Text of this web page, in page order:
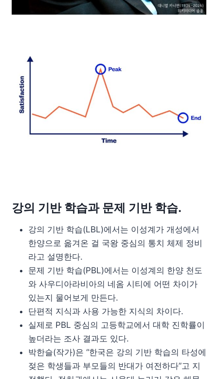
강의 기반 학습과 문제 기반 학습.
강의 기반 학습(LBL)에서는 이성계가 개성에서
한양으로 옮겨온 걸 국왕 중심의 통치 체제 정비
라고 설명한다.
문제 기반 학습(PBL)에서는 이성계의 한양 천도
와 사우디아라비아의 네옴 시티에 어떤 차이가
있는지 물어보게 만든다.
단편적 지식과 사용 가능한 지식의 차이다.
실제로 PBL 중심의 고등학교에서 대학 진학률이
높더라는 조사 결과도 있다.
박한슬(작가)은 “한국은 강의 기반 학습의 타성에
젖은 학생들과 부모들의 반대가 여전하다”고 지